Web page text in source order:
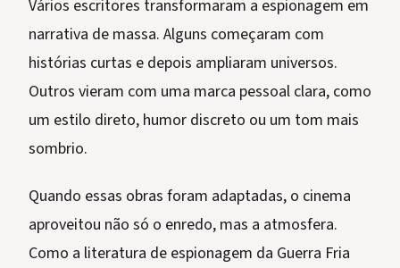
Vários escritores transformaram a espionagem em
narrativa de massa. Alguns começaram com
histórias curtas e depois ampliaram universos.
Outros vieram com uma marca pessoal clara, como
um estilo direto, humor discreto ou um tom mais
sombrio.
Quando essas obras foram adaptadas, o cinema
aproveitou não só o enredo, mas a atmosfera.
Como a literatura de espionagem da Guerra Fria